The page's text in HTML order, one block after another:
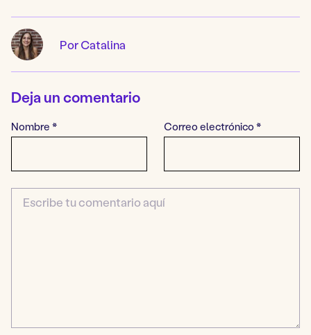
Por Catalina
Deja un comentario
Nombre * Correo electrónico *